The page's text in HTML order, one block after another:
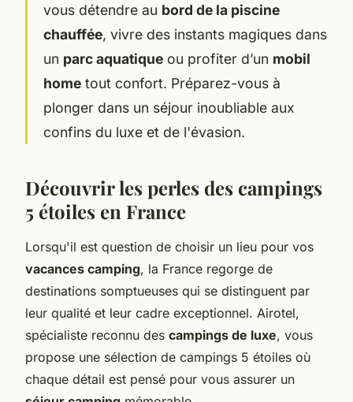
vous détendre au bord de la piscine
chauffée, vivre des instants magiques dans
un parc aquatique ou profiter d’un mobil
home tout confort. Préparez-vous à
plonger dans un séjour inoubliable aux
confins du luxe et de l'évasion.
Découvrir les perles des campings
5 étoiles en France
Lorsqu'il est question de choisir un lieu pour vos
vacances camping, la France regorge de
destinations somptueuses qui se distinguent par
leur qualité et leur cadre exceptionnel. Airotel,
spécialiste reconnu des campings de luxe, vous
propose une sélection de campings 5 étoiles où
chaque détail est pensé pour vous assurer un